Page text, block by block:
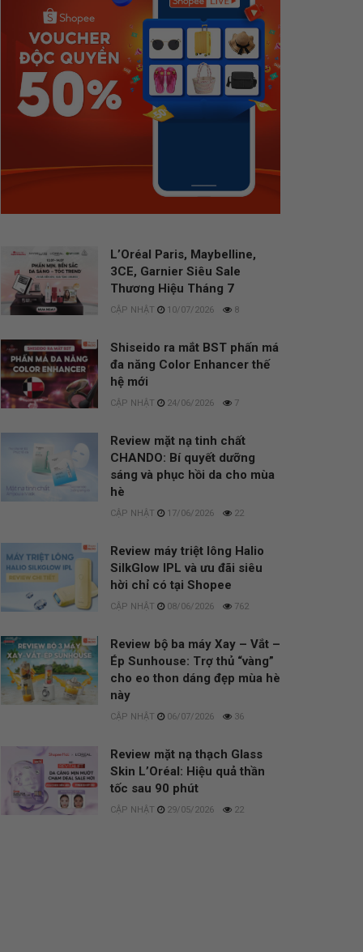
L’Oréal Paris, Maybelline,
3CE, Garnier Siêu Sale
Thương Hiệu Tháng 7
10/07/2026 8
Shiseido ra mắt BST phấn má
đa năng Color Enhancer thế
hệ mới
24/06/2026 7
Review mặt nạ tinh chất
CHANDO: Bí quyết dưỡng
sáng và phục hồi da cho mùa
hè
17/06/2026 22
Review máy triệt lông Halio
SilkGlow IPL và ưu đãi siêu
hời chỉ có tại Shopee
08/06/2026 762
Review bộ ba máy Xay – Vắt –
Ép Sunhouse: Trợ thủ “vàng”
cho eo thon dáng đẹp mùa hè
này
06/07/2026 36
Review mặt nạ thạch Glass
Skin L’Oréal: Hiệu quả thần
tốc sau 90 phút
29/05/2026 22